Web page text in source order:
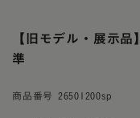
【旧モデル・展示
準
商品番号 26501200sp